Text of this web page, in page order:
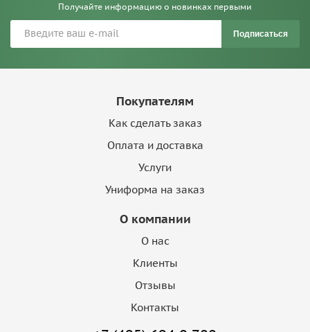
Получайте информацию о новинках первыми
Подписаться
Покупателям
Как сделать заказ
Оплата и доставка
Услуги
Униформа на заказ
О компании
О нас
Клиенты
Отзывы
Контакты